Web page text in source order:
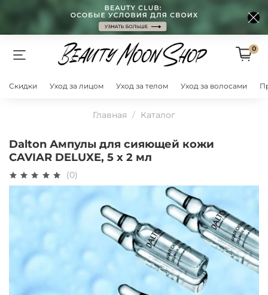
0
Скидки Уход за лицом Уход за телом Уход за волосами
Главная Каталог
Dalton Ампулы для сияющей кожи
CAVIAR DELUXE, 5 х 2 мл
(0)